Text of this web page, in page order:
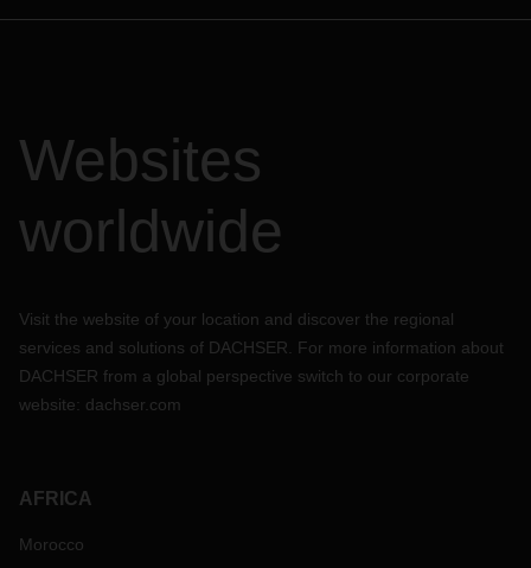
Websites
worldwide
Visit the website of your location and discover the regional
services and solutions of DACHSER. For more information about
DACHSER from a global perspective switch to our corporate
website: dachser.com
AFRICA
Morocco